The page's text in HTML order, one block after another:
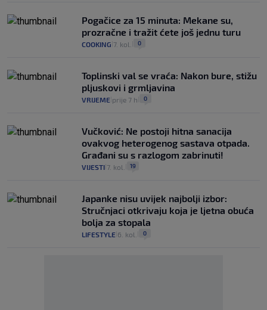
Pogačice za 15 minuta: Mekane su,
prozračne i tražit ćete još jednu turu
COOKING 7. kol. 0
Toplinski val se vraća: Nakon bure, stižu
pljuskovi i grmljavina
VRIJEME prije 7 h 0
Vučković: Ne postoji hitna sanacija
ovakvog heterogenog sastava otpada.
Građani su s razlogom zabrinuti!
VIJESTI 7. kol. 19
Japanke nisu uvijek najbolji izbor:
Stručnjaci otkrivaju koja je ljetna obuća
bolja za stopala
LIFESTYLE 6. kol. 0